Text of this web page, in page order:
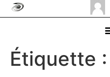
Étiquette :